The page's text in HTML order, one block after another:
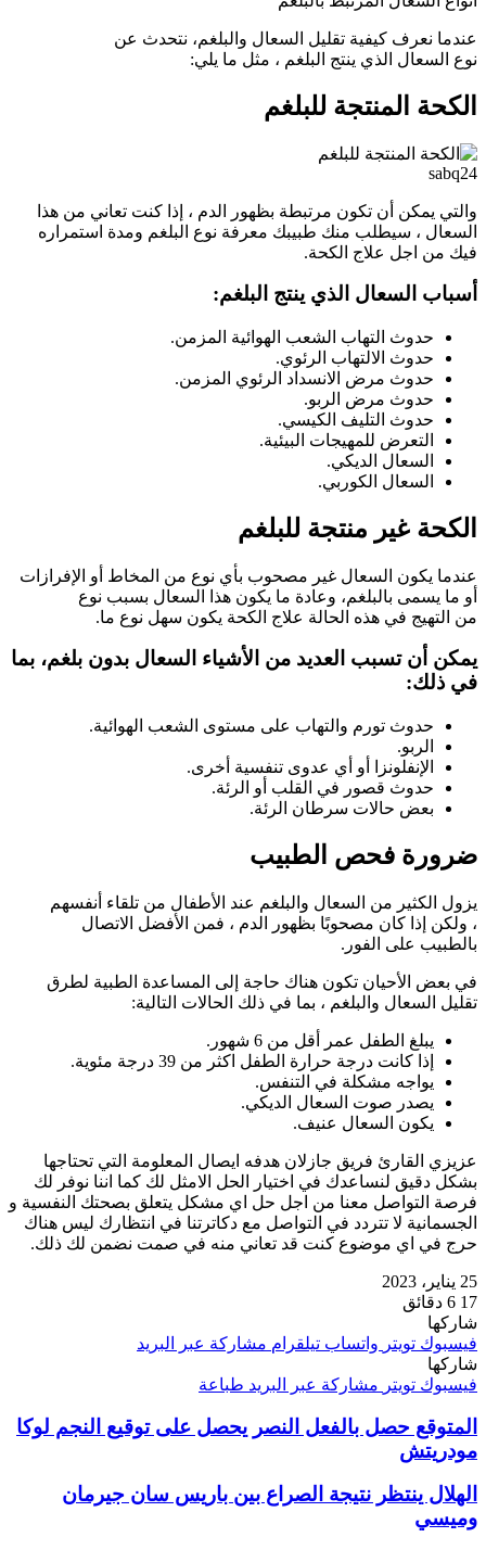
عندما نعرف كيفية تقليل السعال والبلغم، نتحدث عن
نوع السعال الذي ينتج البلغم ، مثل ما يلي:
الكحة المنتجة للبلغم
sabq24
والتي يمكن أن تكون مرتبطة بظهور الدم ، إذا كنت تعاني من هذا
السعال ، سيطلب منك طبيبك معرفة نوع البلغم ومدة استمراره
فيك من اجل علاج الكحة.
أسباب السعال الذي ينتج البلغم:
حدوث التهاب الشعب الهوائية المزمن.
حدوث الالتهاب الرئوي.
حدوث مرض الانسداد الرئوي المزمن.
حدوث مرض الربو.
حدوث التليف الكيسي.
التعرض للمهيجات البيئية.
السعال الديكي.
السعال الكوربي.
الكحة غير منتجة للبلغم
عندما يكون السعال غير مصحوب بأي نوع من المخاط أو الإفرازات
أو ما يسمى بالبلغم، وعادة ما يكون هذا السعال بسبب نوع
من التهيج في هذه الحالة علاج الكحة يكون سهل نوع ما.
يمكن أن تسبب العديد من الأشياء السعال بدون بلغم، بما
في ذلك:
حدوث تورم والتهاب على مستوى الشعب الهوائية.
الربو.
الإنفلونزا أو أي عدوى تنفسية أخرى.
حدوث قصور في القلب أو الرئة.
بعض حالات سرطان الرئة.
ضرورة فحص الطبيب
يزول الكثير من السعال والبلغم عند الأطفال من تلقاء أنفسهم
، ولكن إذا كان مصحوبًا بظهور الدم ، فمن الأفضل الاتصال
بالطبيب على الفور.
في بعض الأحيان تكون هناك حاجة إلى المساعدة الطبية لطرق
تقليل السعال والبلغم ، بما في ذلك الحالات التالية:
يبلغ الطفل عمر أقل من 6 شهور.
إذا كانت درجة حرارة الطفل اكثر من 39 درجة مئوية.
يواجه مشكلة في التنفس.
يصدر صوت السعال الديكي.
يكون السعال عنيف.
عزيزي القارئ فريق جازلان هدفه ايصال المعلومة التي تحتاجها
بشكل دقيق لنساعدك في اختيار الحل الامثل لك كما اننا نوفر لك
فرصة التواصل معنا من اجل حل اي مشكل يتعلق بصحتك النفسية و
الجسمانية لا تتردد في التواصل مع دكاترتنا في انتظارك ليس هناك
حرج في اي موضوع كنت قد تعاني منه في صمت نضمن لك ذلك.
25 يناير، 2023
17 6 دقائق
شاركها
فيسبوك تويتر واتساب تيلقرام مشاركة عبر البريد
شاركها
فيسبوك تويتر مشاركة عبر البريد طباعة
المتوقع حصل بالفعل النصر يحصل على توقيع النجم لوكا
مودريتش
الهلال ينتظر نتيجة الصراع بين باريس سان جيرمان
وميسي